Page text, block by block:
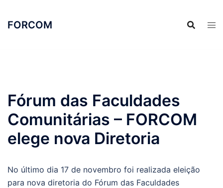
paraFORCOM
Fórum das Faculdades
Comunitárias – FORCOM
elege nova Diretoria
No último dia 17 de novembro foi realizada eleição
para nova diretoria do Fórum das Faculdades